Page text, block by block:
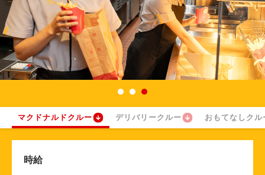
マクドナルドクルー デリバリークルー おもてなしクル
時給